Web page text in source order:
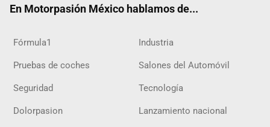
En Motorpasión México hablamos de...
Fórmula1 Industria
Pruebas de coches Salones del Automóvil
Seguridad Tecnología
Dolorpasion Lanzamiento nacional